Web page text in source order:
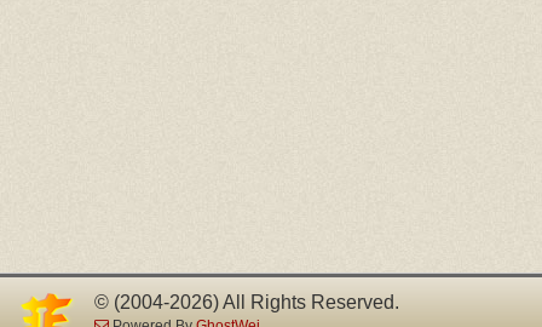
© (2004-2026) All Rights Reserved.